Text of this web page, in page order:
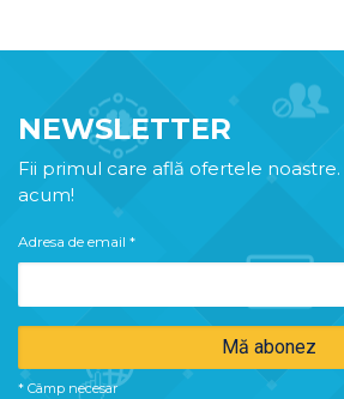
NEWSLETTER
Fii primul care află ofertele
acum!
Adresa de email *
* Câmp necesar